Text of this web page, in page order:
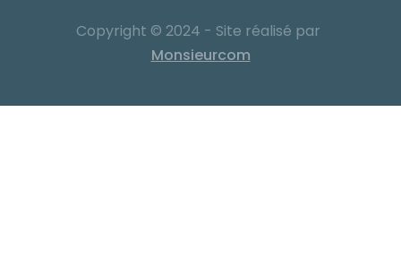
Copyright © 2024 - Site réalisé par
Monsieurcom